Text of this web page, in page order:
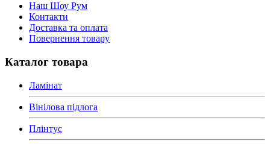
Наш Шоу Рум
Контакти
Доставка та оплата
Повернення товару
Каталог товара
Ламінат
Вінілова підлога
Плінтус